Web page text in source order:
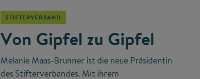
STIFTERVERBAND
Von Gipfel zu Gipfel
Melanie Maas-Brunner ist die neue Präsidentin
des Stifterverbandes. Mit ihrem